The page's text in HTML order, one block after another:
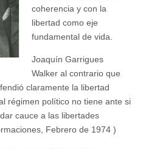
coherencia y con la
libertad como eje
fundamental de vida.
Joaquín Garrigues
Walker al contrario que
claramente la libertad
régimen político no tiene ante si
cauce a las libertades
Febrero de 1974 )